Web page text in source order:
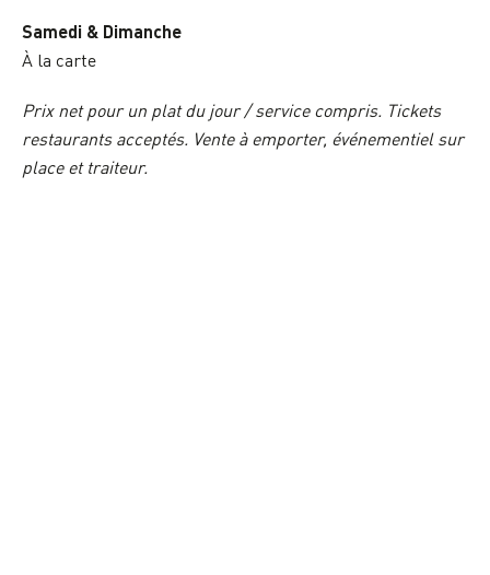
Samedi & Dimanche
À la carte
Prix net pour un plat du jour / service compris. Tickets
restaurants acceptés. Vente à emporter, événementiel sur
place et traiteur.